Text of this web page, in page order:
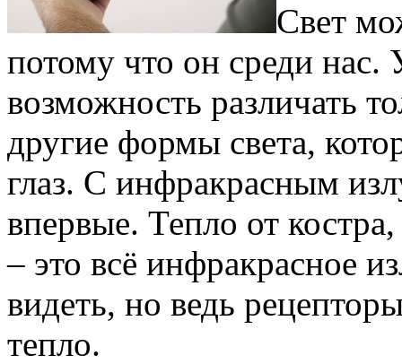
Свет
потому что он среди нас.
возможность различать
другие формы света,
глаз. С инфракрасным
впервые. Тепло от
– это всё инфракрасное
видеть, но ведь
тепло.